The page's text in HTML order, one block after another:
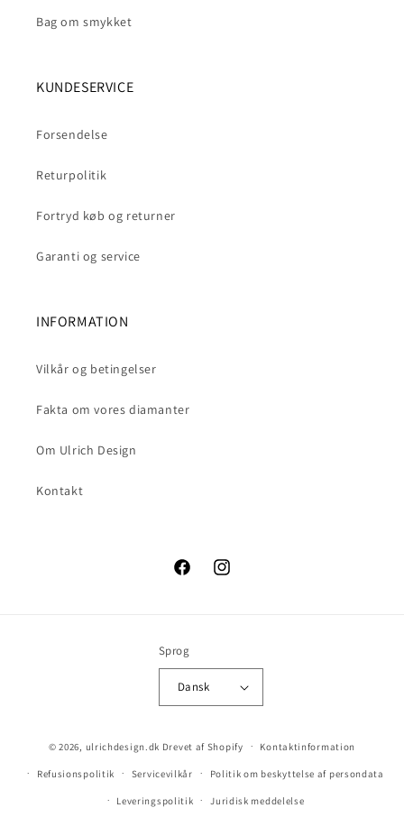
Bag om smykket
KUNDESERVICE
Forsendelse
Returpolitik
Fortryd køb og returner
Garanti og service
INFORMATION
Vilkår og betingelser
Fakta om vores diamanter
Om Ulrich Design
Kontakt
FacebookInstagram
Sprog
Dansk
© 2026, ulrichdesign.dk Drevet af Shopify Kontaktinformation
Refusionspolitik Servicevilkår Politik om beskyttelse af persondata
Leveringspolitik Juridisk meddelelse